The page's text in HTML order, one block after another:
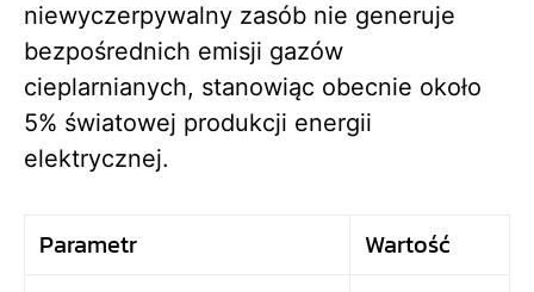
niewyczerpywalny zasób nie generuje
bezpośrednich emisji gazów
cieplarnianych, stanowiąc obecnie około
5% światowej produkcji energii
elektrycznej.
Parametr Wartość